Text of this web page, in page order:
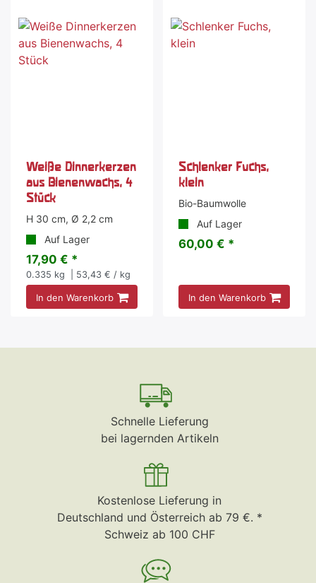
Weiße Dinnerkerzen
aus Bienenwachs, 4
Stück
H 30 cm, Ø 2,2 cm
Auf Lager
17,90 € *
0.335 kg | 53,43 € / kg
In den Warenkorb
Schlenker Fuchs,
klein
Bio-Baumwolle
Auf Lager
60,00 € *
In den Warenkorb
Schnelle Lieferung
bei lagernden Artikeln
Kostenlose Lieferung in
Deutschland und Österreich ab 79 €. *
Schweiz ab 100 CHF